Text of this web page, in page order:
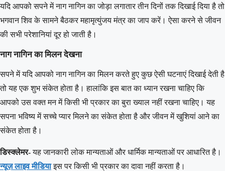
यदि आपको सपने में नाग नागिन का जोड़ा लगातार तीन दिनों तक दिखाई दिया है तो
भगवान शिव के सामने बैठकर महामृत्युंजय मंत्र का जाप करें। ऐसा करने से जीवन
की सभी परेशानियां दूर हो जाती है।
नाग नागिन का मिलन देखना
सपने में यदि आपको नाग नागिन का मिलन करते हुए कुछ ऐसी घटनाएं दिखाई देती है
तो यह एक शुभ संकेत होता है। हालांकि इस बात का ध्यान रखना चाहिए कि
आपको उस वक्त मन में किसी भी प्रकार का बुरा ख्याल नहीं रखना चाहिए। यह
सपना भविष्य में सच्चे प्यार मिलने का संकेत होता है और जीवन में खुशियां आने का
संकेत होता है।
डिस्क्लेमर-यह जानकारी लोक मान्यताओं और धार्मिक मान्यताओं पर आधारित है।
न्यूज़ लाइव मीडियाइस पर किसी भी प्रकार का दावा नहीं करता है।